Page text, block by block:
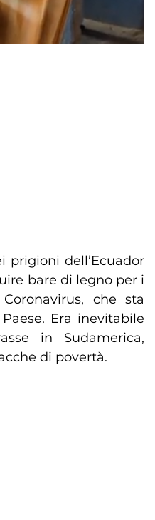
prigioni dell’Ecuador
bare di legno per i
che sta
Era inevitabile
in Sudamerica,
di povertà.